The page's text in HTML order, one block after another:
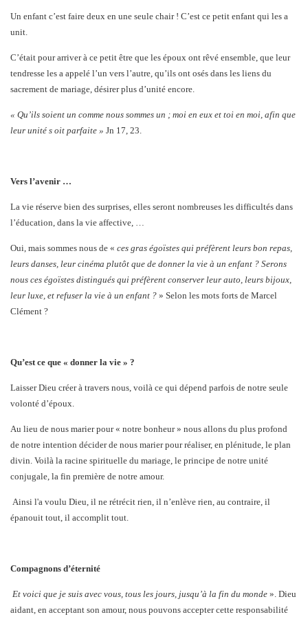
Un enfant c’est faire deux en une seule chair ! C’est ce petit enfant qui les a
unit.
C’était pour arriver à ce petit être que les époux ont rêvé ensemble, que leur
tendresse les a appelé l’un vers l’autre, qu’ils ont osés dans les liens du
sacrement de mariage, désirer plus d’unité encore.
« Qu’ils soient un comme nous sommes un ; moi en eux et toi en moi, afin que
leur unité s oit parfaite » Jn 17, 23.
Vers l’avenir …
La vie réserve bien des surprises, elles seront nombreuses les difficultés dans
l’éducation, dans la vie affective, …
Oui, mais sommes nous de « ces gras égoïstes qui préfèrent leurs bon repas,
leurs danses, leur cinéma plutôt que de donner la vie à un enfant ? Serons
nous ces égoïstes distingués qui préfèrent conserver leur auto, leurs bijoux,
leur luxe, et refuser la vie à un enfant ? » Selon les mots forts de Marcel
Clément ?
Qu’est ce que « donner la vie » ?
Laisser Dieu créer à travers nous, voilà ce qui dépend parfois de notre seule
volonté d’époux.
Au lieu de nous marier pour « notre bonheur » nous allons du plus profond
de notre intention décider de nous marier pour réaliser, en plénitude, le plan
divin. Voilà la racine spirituelle du mariage, le principe de notre unité
conjugale, la fin première de notre amour.
Ainsi l'a voulu Dieu, il ne rétrécit rien, il n’enlève rien, au contraire, il
épanouit tout, il accomplit tout.
Compagnons d’éternité
Et voici que je suis avec vous, tous les jours, jusqu’à la fin du monde ». Dieu
aidant, en acceptant son amour, nous pouvons accepter cette responsabilité